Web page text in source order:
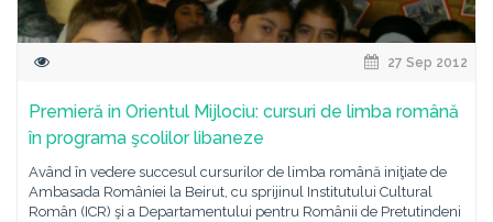
27 Sep 2012
Premieră in Orientul Mijlociu: cursuri de limba română
în programa şcolilor libaneze
Având în vedere succesul cursurilor de limba română iniţiate de
Ambasada României la Beirut, cu sprijinul Institutului Cultural
Român (ICR) şi a Departamentului pentru Românii de Pretutindeni